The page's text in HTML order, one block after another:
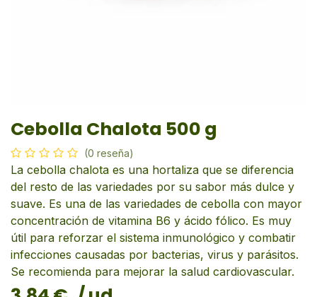
Cebolla Chalota 500 g
(0 reseña)
La cebolla chalota es una hortaliza que se diferencia
del resto de las variedades por su sabor más dulce y
suave. Es una de las variedades de cebolla con mayor
concentración de vitamina B6 y ácido fólico. Es muy
útil para reforzar el sistema inmunológico y combatir
infecciones causadas por bacterias, virus y parásitos.
Se recomienda para mejorar la salud cardiovascular.